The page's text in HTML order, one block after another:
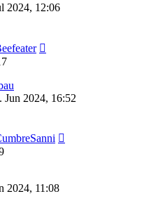
2024, 12:06
Jun 2024, 16:52
2024, 11:08